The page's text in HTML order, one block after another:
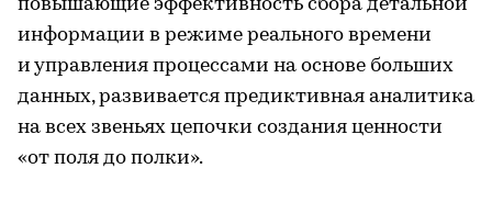
повышающие эффективность сбора детальной
информации в режиме реального времени
и управления процессами на основе больших
данных, развивается предиктивная аналитика
на всех звеньях цепочки создания ценности
«от поля до полки».